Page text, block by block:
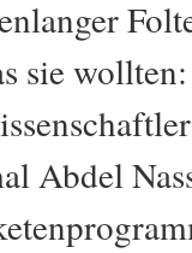
sie
Abdel